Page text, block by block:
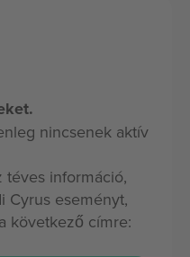
nincsenek aktív
információ,
Cyrus eseményt,
következő címre: